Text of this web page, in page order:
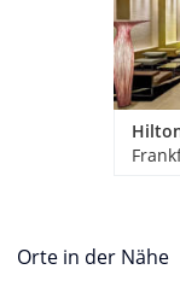
Orte in der Nähe